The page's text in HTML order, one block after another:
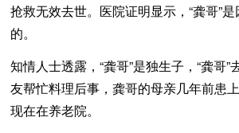
抢救无效去世。医院证明显示，“龚哥”
的。
知情人士透露，“龚哥”是独生子，“龚哥
友帮忙料理后事，龚哥的母亲几年前患
现在在养老院。